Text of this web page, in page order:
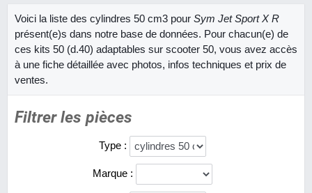
Voici la liste des cylindres 50 cm3 pour Sym Jet Sport X R
présent(e)s dans notre base de données. Pour chacun(e) de
ces kits 50 (d.40) adaptables sur scooter 50, vous avez accès
à une fiche détaillée avec photos, infos techniques et prix de
ventes.
Filtrer les pièces
Type :
Marque :